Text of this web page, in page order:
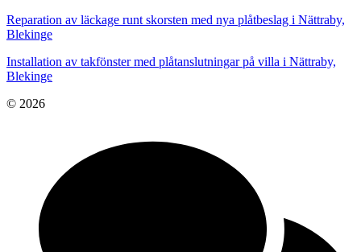
Reparation av läckage runt skorsten med nya plåtbeslag i Nättraby,
Blekinge
Installation av takfönster med plåtanslutningar på villa i Nättraby,
Blekinge
© 2026